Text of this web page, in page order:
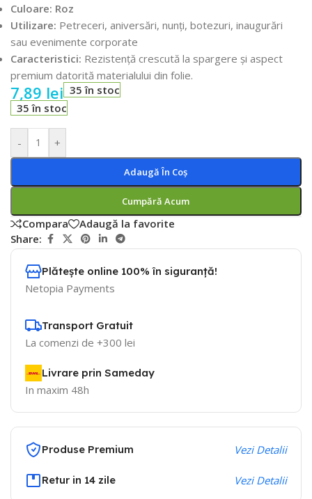
Culoare: Roz
Utilizare: Petreceri, aniversări, nunți, botezuri, inaugurări
sau evenimente corporate
Caracteristici: Rezistență crescută la spargere și aspect
premium datorită materialului din folie.
7,89 lei 35 în stoc
35 în stoc
- +
Adaugă În Coș
Cumpără Acum
Compara
Adaugă la favorite
Share:
Plătește online 100% în siguranță!
Netopia Payments
Transport Gratuit
La comenzi de +300 lei
Livrare prin Sameday
In maxim 48h
Produse Premium Vezi Detalii
Retur in 14 zile Vezi Detalii